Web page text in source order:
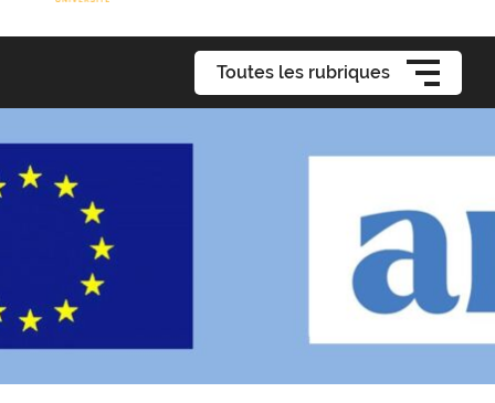
Toutes les rubriques